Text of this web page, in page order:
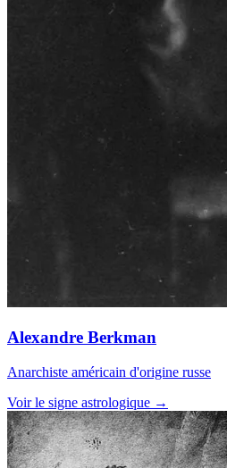
Alexandre Berkman
Anarchiste américain d'origine russe
Voir le signe astrologique →